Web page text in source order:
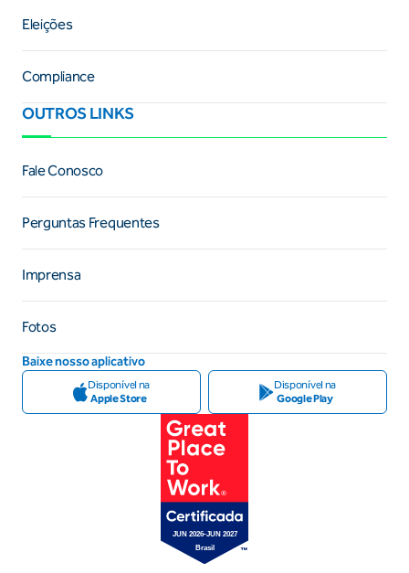
Eleições
Compliance
OUTROS LINKS
Fale Conosco
Perguntas Frequentes
Imprensa
Fotos
Baixe nosso aplicativo
Disponível na
Apple Store
Disponível na
Google Play